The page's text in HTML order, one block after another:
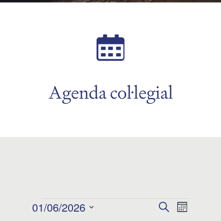
Agenda col·legial
Esdeveniments
Navegació
Cerca
Mes
01/06/2026